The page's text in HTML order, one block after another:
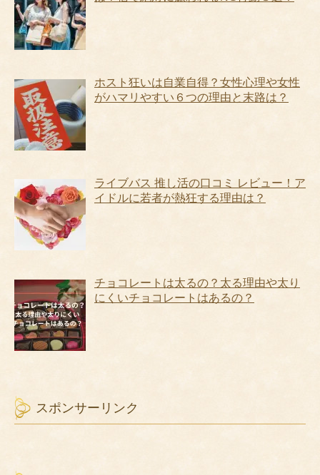
ホスト狂いは自業自得？女性心理や女性
がハマリやすい６つの理由と末路は？
ライブバス 推し活の口コミ レビュー！ア
イドルに若者が熱狂する理由は？
チョコレートは太るの？太る理由や太り
にくいチョコレートはあるの？
スポンサーリンク